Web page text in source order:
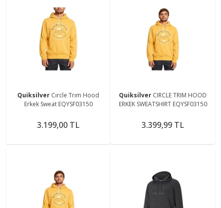
Quiksilver Cırcle Trım Hood
Erkek Sweat EQYSF03150
3.199,00 TL
Quiksilver CIRCLE TRIM HOOD
ERKEK SWEATSHIRT EQYSF03150
3.399,99 TL